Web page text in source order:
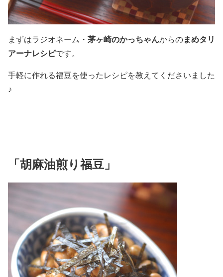
まずはラジオネーム・ 茅ヶ崎のかっちゃんからのまめタリ
アーナレシピです。
手軽に作れる福豆を使ったレシピを教えてくださいました
♪
「胡麻油煎り福豆」